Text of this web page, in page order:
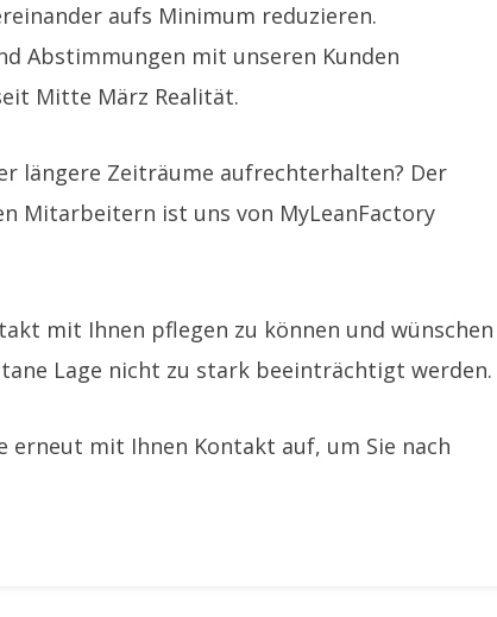
aufs Minimum reduzieren.
Abstimmungen mit unseren Kunden
Mitte März Realität.
längere Zeiträume aufrechterhalten? Der
Mitarbeitern ist uns von MyLeanFactory
mit Ihnen pflegen zu können und wünschen
Lage nicht zu stark beeinträchtigt werden.
erneut mit Ihnen Kontakt auf, um Sie nach